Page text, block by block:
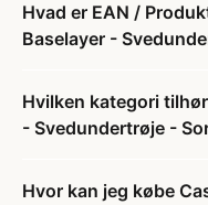
Hvad er EAN /
Baselayer -
Hvilken kategori
- Svedundertrøje -
Hvor kan jeg købe